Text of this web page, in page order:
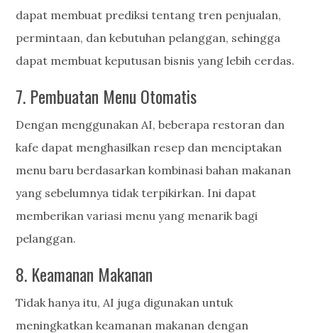
dapat membuat prediksi tentang tren penjualan,
permintaan, dan kebutuhan pelanggan, sehingga
dapat membuat keputusan bisnis yang lebih cerdas.
7. Pembuatan Menu Otomatis
Dengan menggunakan AI, beberapa restoran dan
kafe dapat menghasilkan resep dan menciptakan
menu baru berdasarkan kombinasi bahan makanan
yang sebelumnya tidak terpikirkan. Ini dapat
memberikan variasi menu yang menarik bagi
pelanggan.
8. Keamanan Makanan
Tidak hanya itu, AI juga digunakan untuk
meningkatkan keamanan makanan dengan